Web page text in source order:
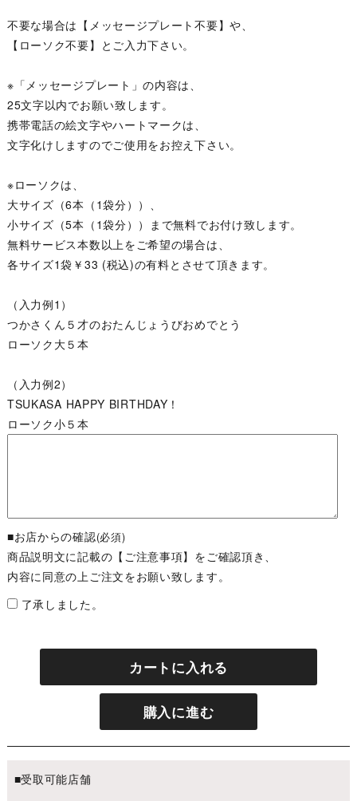
不要な場合は【メッセージプレート不要】や、
【ローソク不要】とご入力下さい。
※「メッセージプレート」の内容は、
25文字以内でお願い致します。
携帯電話の絵文字やハートマークは、
文字化けしますのでご使用をお控え下さい。
※ローソクは、
大サイズ（6本（1袋分））、
小サイズ（5本（1袋分））まで無料でお付け致します。
無料サービス本数以上をご希望の場合は、
各サイズ1袋￥33 (税込)の有料とさせて頂きます。
（入力例1）
つかさくん５才のおたんじょうびおめでとう
ローソク大５本
（入力例2）
TSUKASA HAPPY BIRTHDAY！
ローソク小５本
■お店からの確認(必須)
商品説明文に記載の【ご注意事項】をご確認頂き、
内容に同意の上ご注文をお願い致します。
了承しました。
カートに入れる
購入に進む
■受取可能店舗